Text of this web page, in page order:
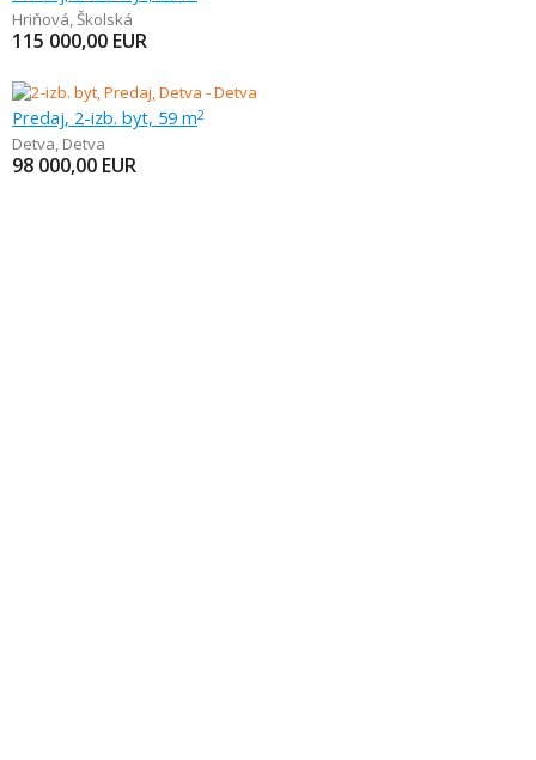
Hriňová,Školská
115 000,00 EUR
Predaj, 2-izb. byt, 59 m2
Detva, Detva
98 000,00 EUR